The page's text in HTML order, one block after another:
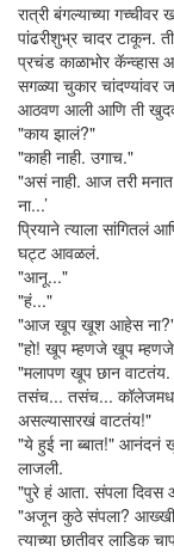
रात्री बंगल्याच्या
पांढरीशुभ्र चादर टाकून.
प्रचंड काळाभोर कॅन्व्हास
सगळ्या चुकार चांदण्यांवर
आठवण आली आणि ती
"काय झालं?"
"काही नाही. उगाच."
"असं नाही. आज तरी
ना...’
प्रियाने त्याला सांगितलं
घट्ट आवळलं.
"आनू..."
"हं..."
"आज खूप खूश आहेस
"हो! खूप म्हणजे खूप
"मलापण खूप छान
तसंच... तसंच...
असल्यासारखं वाटतंय!"
"ये हुई ना ब्बात!" आनंदनं
लाजली.
"पुरे हं आता. संपला
"अजून कुठे संपला? आख्खी
त्याच्या छातीवर लाडिक